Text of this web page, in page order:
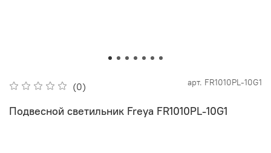
(0) арт. FR1010PL-10G1
Подвесной светильник Freya FR1010PL-10G1